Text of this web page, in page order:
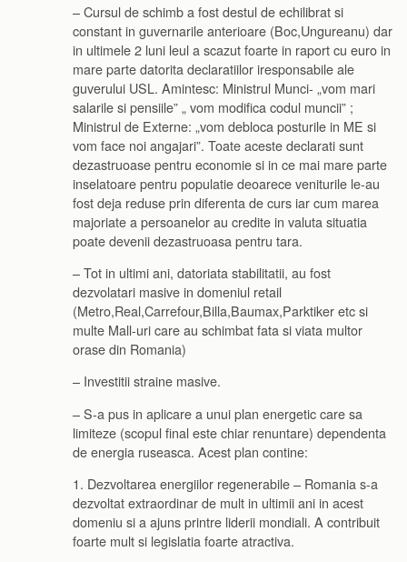
– Cursul de schimb a fost destul de echilibrat si
constant in guvernarile anterioare (Boc,Ungureanu) dar
in ultimele 2 luni leul a scazut foarte in raport cu euro in
mare parte datorita declaratiilor iresponsabile ale
guverului USL. Amintesc: Ministrul Munci- „vom mari
salarile si pensiile” „ vom modifica codul muncii” ;
Ministrul de Externe: „vom debloca posturile in ME si
vom face noi angajari”. Toate aceste declarati sunt
dezastruoase pentru economie si in ce mai mare parte
inselatoare pentru populatie deoarece veniturile le-au
fost deja reduse prin diferenta de curs iar cum marea
majoriate a persoanelor au credite in valuta situatia
poate devenii dezastruoasa pentru tara.
– Tot in ultimi ani, datoriata stabilitatii, au fost
dezvolatari masive in domeniul retail
(Metro,Real,Carrefour,Billa,Baumax,Parktiker etc si
multe Mall-uri care au schimbat fata si viata multor
orase din Romania)
– Investitii straine masive.
– S-a pus in aplicare a unui plan energetic care sa
limiteze (scopul final este chiar renuntare) dependenta
de energia ruseasca. Acest plan contine:
1. Dezvoltarea energiilor regenerabile – Romania s-a
dezvoltat extraordinar de mult in ultimii ani in acest
domeniu si a ajuns printre liderii mondiali. A contribuit
foarte mult si legislatia foarte atractiva.